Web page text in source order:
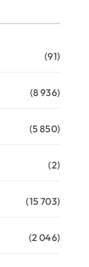
(91)
(8 936)
(5 850)
(2)
(15 703)
(2 046)